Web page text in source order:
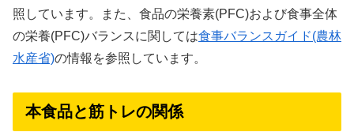
照しています。また、食品の栄養素(PFC)および食事全体
の栄養(PFC)バランスに関しては食事バランスガイド(農林
水産省)の情報を参照しています。
本食品と筋トレの関係